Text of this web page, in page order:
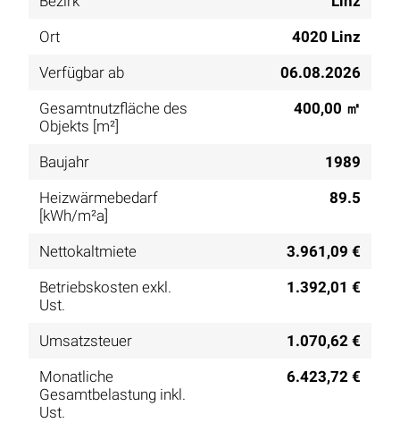
Ort
4020 Linz
Verfügbar ab
06.08.2026
Gesamtnutzfläche des
Objekts [m²]
400,00 ㎡
Baujahr
1989
Heizwärmebedarf
[kWh/m²a]
89.5
Nettokaltmiete
3.961,09 €
Betriebskosten exkl.
Ust.
1.392,01 €
Umsatzsteuer
1.070,62 €
Monatliche
Gesamtbelastung inkl.
Ust.
6.423,72 €